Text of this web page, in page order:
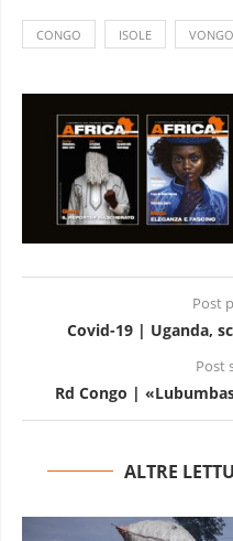
CONGO ISOLE
Post
Covid-19 | Uganda,
Post
Rd Congo |
ALTRE